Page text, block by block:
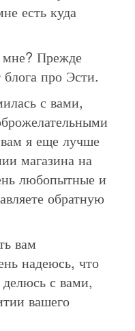
есть куда
мне? Прежде
блога про Эсти.
с вами,
я еще лучше
магазина на
любопытные и
обратную
вам
надеюсь, что
с вами,
вашего